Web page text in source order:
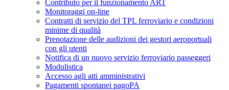
Contributo per il funzionamento ART
Monitoraggi on-line
Contratti di servizio del TPL ferroviario e condizioni
minime di qualità
Prenotazione delle audizioni dei gestori aeroportuali
con gli utenti
Notifica di un nuovo servizio ferroviario passeggeri
Modulistica
Accesso agli atti amministrativi
Pagamenti spontanei pagoPA